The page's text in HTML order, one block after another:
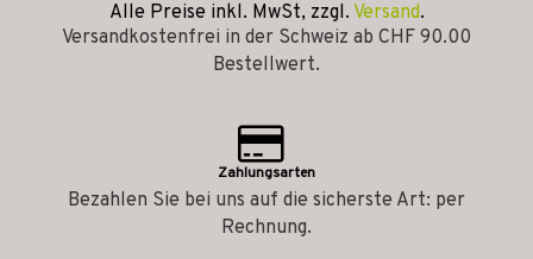
Alle Preise inkl. MwSt, zzgl. Versand.
Versandkostenfrei in der Schweiz ab CHF 90.00
Bestellwert.
Zahlungsarten
Bezahlen Sie bei uns auf die sicherste Art: per
Rechnung.